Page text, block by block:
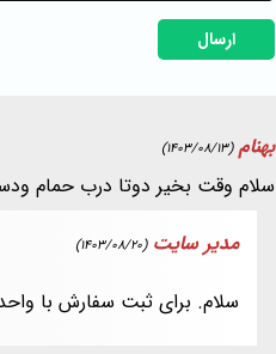
ارسال
بهنام (1403/08/13)
سلام وقت بخیر دوتا درب حمام
مدیر سایت (1403/08/20)
سلام. برای ثبت سفارش با